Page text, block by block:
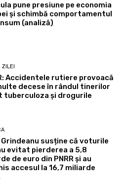
pune presiune pe economia
și schimbă comportamentul
(analiză)
ZILEI
Accidentele rutiere provoacă
decese în rândul tinerilor
tuberculoza și drogurile
Grindeanu susține că voturile
evitat pierderea a 5,8
de euro din PNRR și au
accesul la 16,7 miliarde